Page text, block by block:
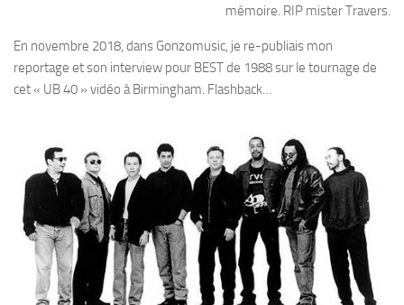
mémoire. RIP mister Travers.
En novembre 2018, dans Gonzomusic, je re-publiais mon
reportage et son interview pour BEST de 1988 sur le tournage de
cet « UB 40 » vidéo à Birmingham. Flashback…